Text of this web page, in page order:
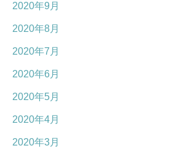
2020年9月
2020年8月
2020年7月
2020年6月
2020年5月
2020年4月
2020年3月